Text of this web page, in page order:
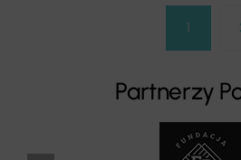
1
Partnerzy